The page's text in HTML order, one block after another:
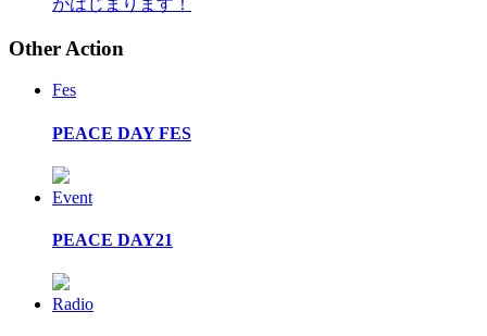
がはじまります！
Other Action
Fes
PEACE DAY FES
Event
PEACE DAY21
Radio